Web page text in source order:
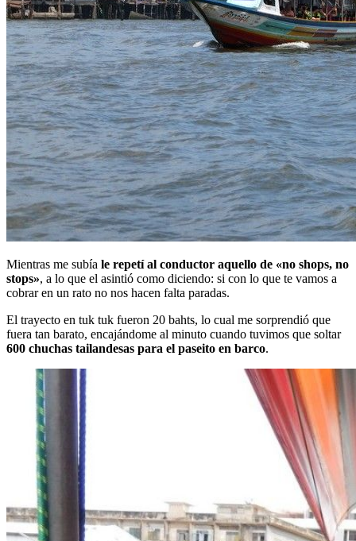
Mientras me subía le repetí al conductor aquello de «no shops, no
stops», a lo que el asintió como diciendo: si con lo que te vamos a
cobrar en un rato no nos hacen falta paradas.
El trayecto en tuk tuk fueron 20 bahts, lo cual me sorprendió que
fuera tan barato, encajándome al minuto cuando tuvimos que soltar
600 chuchas tailandesas para el paseito en barco.